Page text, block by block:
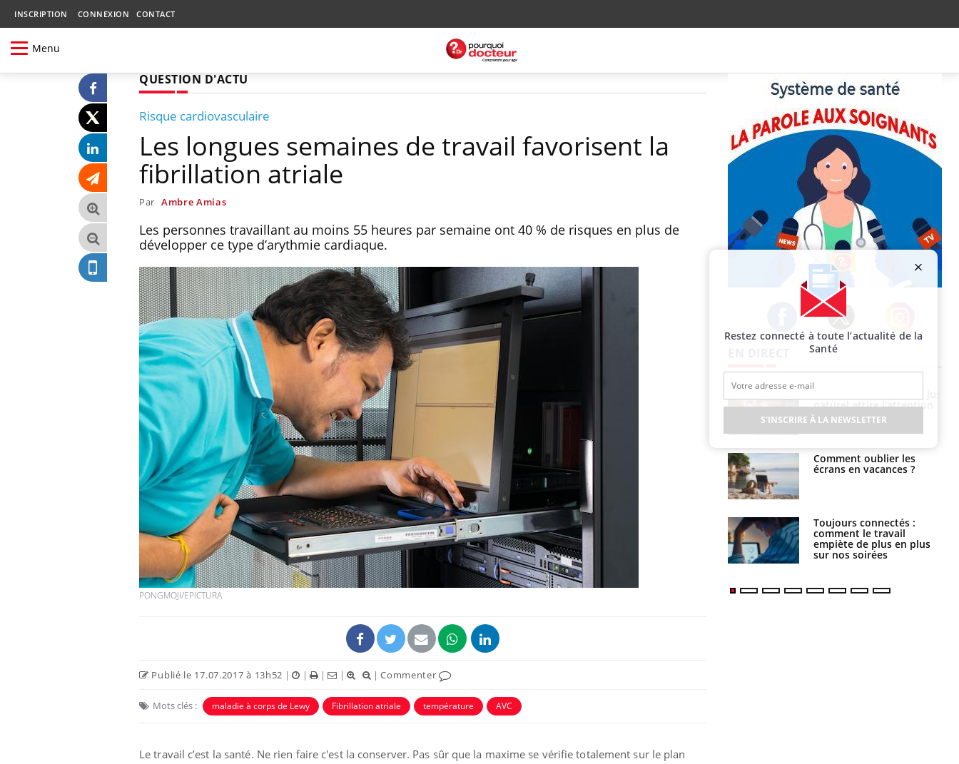
INSCRIPTION CONNEXION CONTACT
Menu
QUESTION D'ACTU
Risque cardiovasculaire
Les longues semaines de travail favorisent la
fibrillation atriale
Par Ambre Amias
Les personnes travaillant au moins 55 heures par semaine ont 40 % de risques en plus de
développer ce type d’arythmie cardiaque.
PONGMOJI/EPICTURA
Publié le 17.07.2017 à 13h52 | | | | |Commenter
Mots clés : maladie à corps de Lewy Fibrillation atriale température AVC
Le travail c’est la santé. Ne rien faire c'est la conserver. Pas sûr que la maxime se vérifie totalement sur le plan
Facebook Twitter Instagram
naturel attire l'attention
des chercheurs
Comment oublier les
écrans en vacances ?
Toujours connectés :
comment le travail
empiète de plus en plus
sur nos soirées
stratégie simple aurait
changé la donne au Pays
basque
Chikungunya, dengue,
West Nile : que se passe-
Les médicaments GLP-1
protègent-ils aussi les os
?
Restez connecté à toute l’actualité de la
Santé
S'INSCRIRE À LA NEWSLETTER